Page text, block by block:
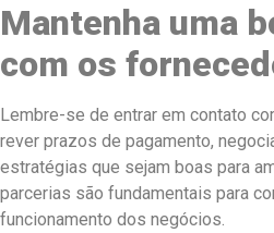
Mantenha uma
com os
Lembre-se de entrar em contato
rever prazos de pagamento,
estratégias que sejam boas para
parcerias são fundamentais para
funcionamento dos negócios.